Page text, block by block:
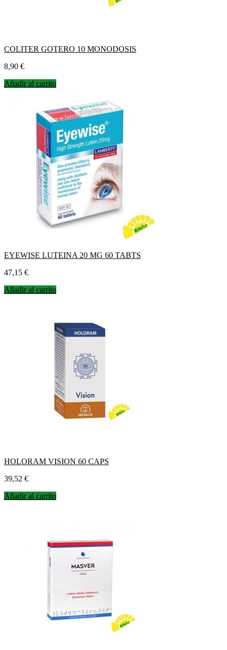
COLITER GOTERO 10 MONODOSIS
Precio
8,90 €
Añadir al carrito
EYEWISE LUTEINA 20 MG 60 TABTS
Precio
47,15 €
Añadir al carrito
HOLORAM VISION 60 CAPS
Precio
39,52 €
Añadir al carrito